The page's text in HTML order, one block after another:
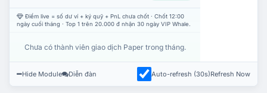
Điểm live = số dư ví + ký quỹ + PnL chưa chốt · Chốt 12:00
ngày cuối tháng · Top 1 trên 20.000 đ nhận 30 ngày VIP Whale.
Chưa có thành viên giao dịch Paper trong tháng.
Hide Module Diễn đàn Auto-refresh (30s)Refresh Now